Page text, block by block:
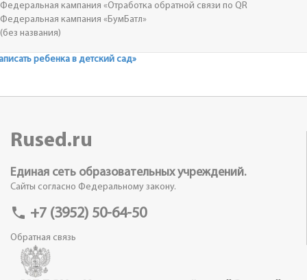
Федеральная кампания «Отработка обратной связи по QR
Федеральная кампания «БумБатл»
(без названия)
ребенка в детский сад»
Rused.ru
Единая сеть образовательных учреждений.
Сайты согласно Федеральному закону.
phone +7 (3952) 50-64-50
Обратная связь